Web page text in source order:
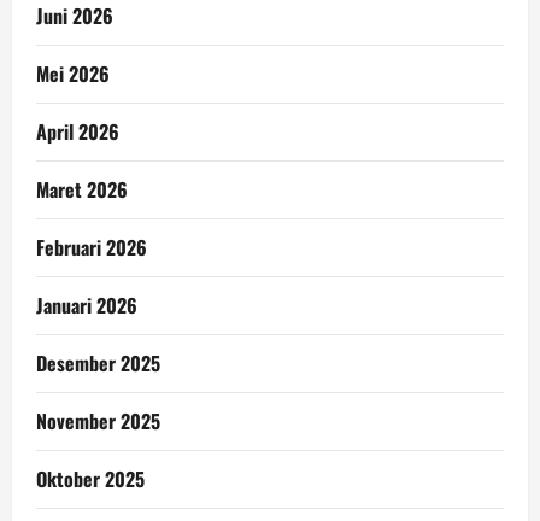
Juni 2026
Mei 2026
April 2026
Maret 2026
Februari 2026
Januari 2026
Desember 2025
November 2025
Oktober 2025